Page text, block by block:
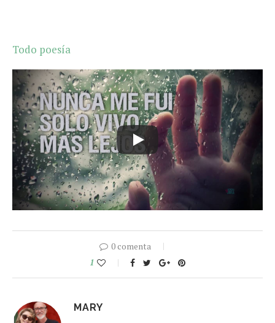
Todo poesía
0 comenta
1
MARY